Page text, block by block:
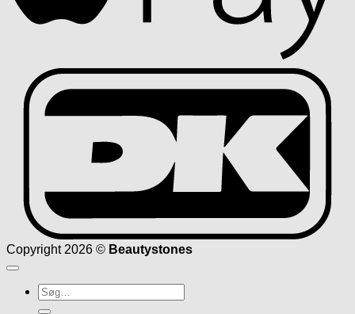
Copyright 2026 © Beautystones
Søg
efter: